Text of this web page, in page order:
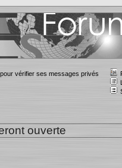
vérifier ses messages privés
ouverte